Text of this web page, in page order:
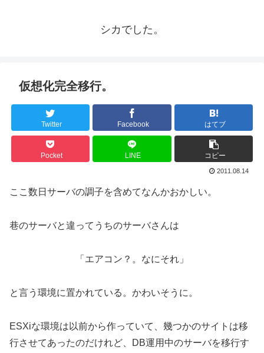
シカでした。
仮想化完全移行。
Twitter Facebook はてブ
Pocket LINE コピー
2011.08.14
ここ数日サーバの調子を含めてなんかおかしい。
巷のサーバと違ってうちのサーバさんは
「エアコン？。なにそれ」
と言う環境に置かれている。かわいそうに。
ESXiな環境は以前から作っていて、幾つかのサイトは移
行させてあったのだけれど、DB運用中のサーバを移行す